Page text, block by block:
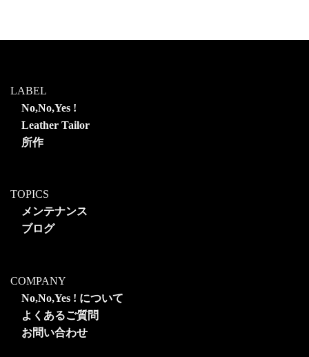
LABEL
No,No,Yes !
Leather Tailor
所作
TOPICS
メンテナンス
ブログ
COMPANY
No,No,Yes ! について
よくあるご質問
お問い合わせ